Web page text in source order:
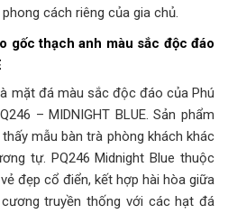
cách riêng của gia chủ.
gốc thạch anh màu sắc độc đáo
mặt đá màu sắc độc đáo của Phú
– MIDNIGHT BLUE. Sản phẩm
mẫu bàn trà phòng khách khác
tự. PQ246 Midnight Blue thuộc
đẹp cổ điển, kết hợp hài hòa giữa
truyền thống với các hạt đá